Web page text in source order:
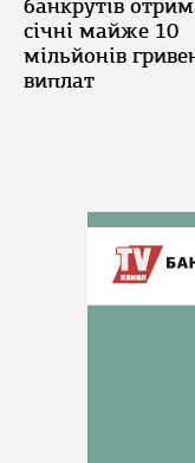
банкрутів
січні майже 10
мільйонів
виплат